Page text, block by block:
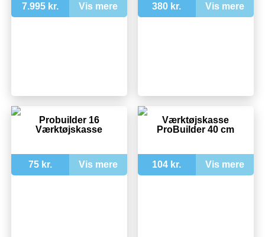
7.995 kr. Vis mere 380 kr. Vis mere
Probuilder 16
Værktøjskasse
75 kr. Vis mere
Værktøjskasse
ProBuilder 40 cm
104 kr. Vis mere